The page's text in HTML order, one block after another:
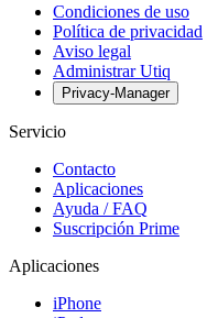
Condiciones de uso
Política de privacidad
Aviso legal
Administrar Utiq
Privacy-Manager
Servicio
Contacto
Aplicaciones
Ayuda / FAQ
Suscripción Prime
Aplicaciones
iPhone